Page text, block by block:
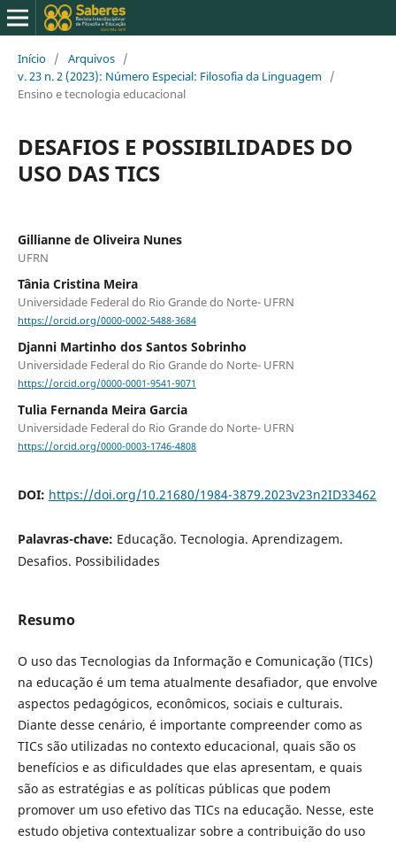
Início / Arquivos /
v. 23 n. 2 (2023): Número Especial: Filosofia da Linguagem /
Ensino e tecnologia educacional
DESAFIOS E POSSIBILIDADES DO
USO DAS TICS
Gillianne de Oliveira Nunes
UFRN
Tânia Cristina Meira
Universidade Federal do Rio Grande do Norte- UFRN
https://orcid.org/0000-0002-5488-3684
Djanni Martinho dos Santos Sobrinho
Universidade Federal do Rio Grande do Norte- UFRN
https://orcid.org/0000-0001-9541-9071
Tulia Fernanda Meira Garcia
Universidade Federal do Rio Grande do Norte- UFRN
https://orcid.org/0000-0003-1746-4808
DOI: https://doi.org/10.21680/1984-3879.2023v23n2ID33462
Palavras-chave: Educação. Tecnologia. Aprendizagem.
Desafios. Possibilidades
Resumo
O uso das Tecnologias da Informação e Comunicação (TICs)
na educação é um tema atualmente desafiador, que envolve
aspectos pedagógicos, econômicos, sociais e culturais.
Diante desse cenário, é importante compreender como as
TICs são utilizadas no contexto educacional, quais são os
benefícios e as dificuldades que elas apresentam, e quais
são as estratégias e as políticas públicas que podem
promover um uso efetivo das TICs na educação. Nesse, este
estudo objetiva contextualizar sobre a contribuição do uso